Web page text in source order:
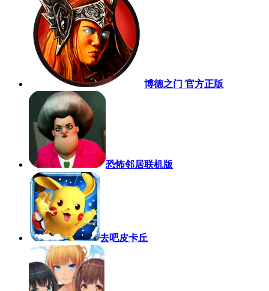
博德之门 官方正版
恐怖邻居联机版
去吧皮卡丘